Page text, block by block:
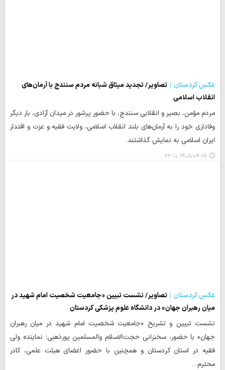
عکس کردستان
تصاویر/ تجدید میثاق شبانه مردم سنندج با آرمان‌های
انقلاب اسلامی
مردم مؤمن، بصیر و انقلابی سنندج، با حضور پرشور در میدان آزادی، بار دیگر
وفاداری خود را به آرمان‌های بلند انقلاب اسلامی، ولایت فقیه و عزت و اقتدار
ایران اسلامی به نمایش گذاشتند.
۱۴۰۵-۰۴-۱۸ ۲۳:۱۰
عکس کردستان
تصاویر/ نشست تبیین «جامعیت شخصیت امام شهید در
میان رهبران جهان» در دانشگاه علوم پزشکی کردستان
نشست تبیین و تشریح «جامعیت شخصیت امام شهید در میان رهبران
جهان» با حضور، سخنرانی حجت‌الاسلام والمسلمین پورذهبی؛ نماینده ولی
فقیه در استان کردستان و همچنین با حضور اعضای هیئت علمی، کادر
محترم…